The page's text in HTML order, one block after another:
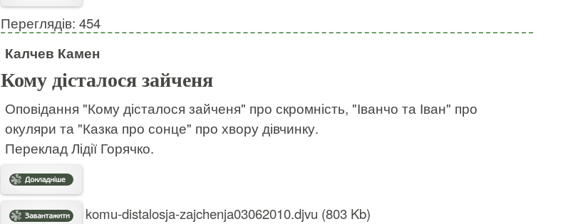
Переглядів: 454
Калчев Камен
Кому дісталося зайченя
Оповідання "Кому дісталося зайченя" про скромність, "Іванчо та Іван" про
окуляри та "Казка про сонце" про хвору дівчинку.
Переклад Лідії Горячко.
komu-distalosja-zajchenja03062010.djvu (803 Kb)